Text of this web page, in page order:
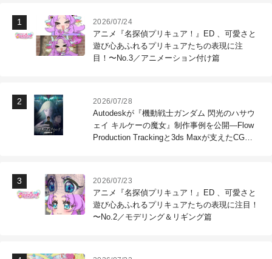
2026/07/24
アニメ『名探偵プリキュア！』ED 、可愛さと
遊び心あふれるプリキュアたちの表現に注
目！〜No.3／アニメーション付け篇
2026/07/28
Autodeskが『機動戦士ガンダム 閃光のハサウ
ェイ キルケーの魔女』制作事例を公開―Flow
Production Trackingと3ds Maxが支えたCG制
2026/07/23
アニメ『名探偵プリキュア！』ED 、可愛さと
遊び心あふれるプリキュアたちの表現に注目！
〜No.2／モデリング＆リギング篇